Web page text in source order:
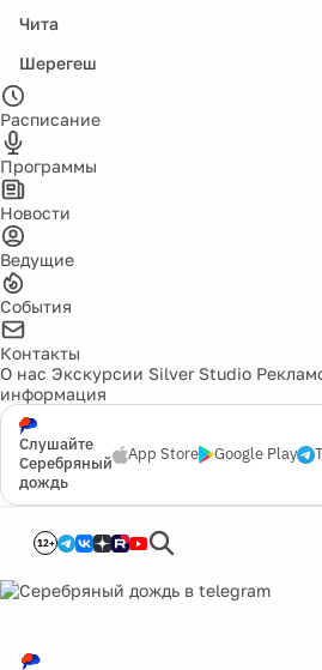
Чита
Шерегеш
Расписание
Программы
Новости
Ведущие
События
Контакты
О нас Экскурсии Silver Studio
информация
Слушайте
Серебряный
дождь
App Store Google Play
12+